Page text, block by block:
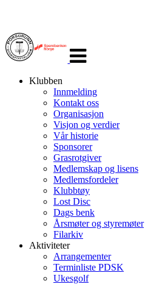
navigasjon
Klubben
Innmelding
Kontakt oss
Organisasjon
Visjon og verdier
Vår historie
Sponsorer
Grasrotgiver
Medlemskap og lisens
Medlemsfordeler
Klubbtøy
Lost Disc
Dags benk
Årsmøter og styremøter
Filarkiv
Aktiviteter
Arrangementer
Terminliste PDSK
Ukesgolf